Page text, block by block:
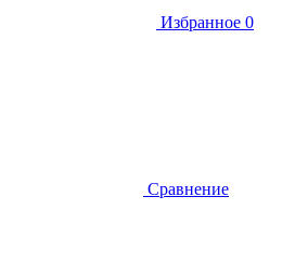
Избранное 0
Сравнение